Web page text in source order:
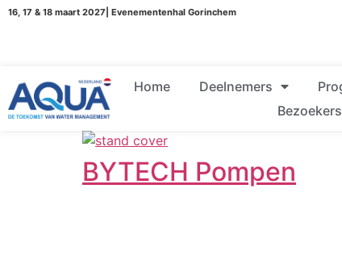
16, 17 & 18 maart 2027| Evenementenhal Gorinchem
Home Deelnemers
Bezoekers
BYTECH Pompen